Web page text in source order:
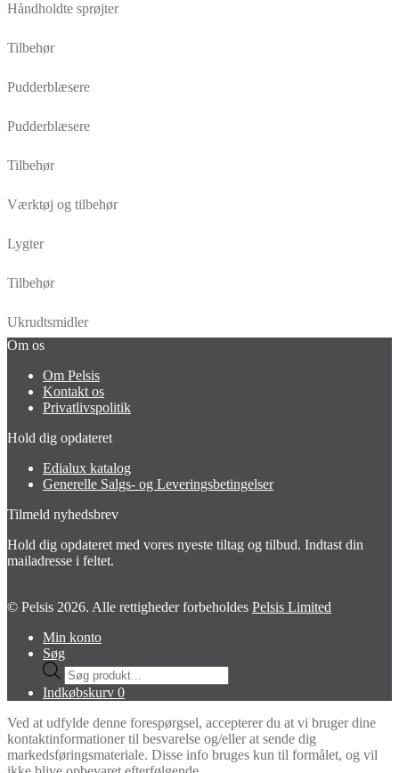
Håndholdte sprøjter
Tilbehør
Pudderblæsere
Pudderblæsere
Tilbehør
Værktøj og tilbehør
Lygter
Tilbehør
Ukrudtsmidler
Om os
Om Pelsis
Kontakt os
Privatlivspolitik
Hold dig opdateret
Edialux katalog
Generelle Salgs- og Leveringsbetingelser
Tilmeld nyhedsbrev
Hold dig opdateret med vores nyeste tiltag og tilbud. Indtast din
mailadresse i feltet.
© Pelsis 2026. Alle rettigheder forbeholdes Pelsis Limited
Min konto
Søg
Products
search
Indkøbskurv 0
Ved at udfylde denne forespørgsel, accepterer du at vi bruger dine
kontaktinformationer til besvarelse og/eller at sende dig
markedsføringsmateriale. Disse info bruges kun til formålet, og vil